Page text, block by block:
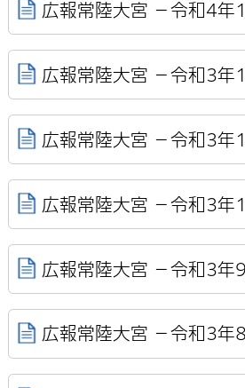
広報常陸大宮 －令和4年
広報常陸大宮 －令和3年
広報常陸大宮 －令和3年
広報常陸大宮 －令和3年
広報常陸大宮 －令和3年
広報常陸大宮 －令和3年